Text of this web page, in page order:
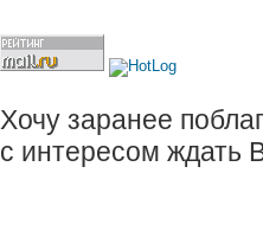
Хочу заранее
с интересом ждать